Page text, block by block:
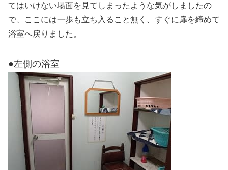
てはいけない場面を見てしまったような気がしましたの
で、ここには一歩も立ち入ること無く、すぐに扉を締めて
浴室へ戻りました。
●左側の浴室